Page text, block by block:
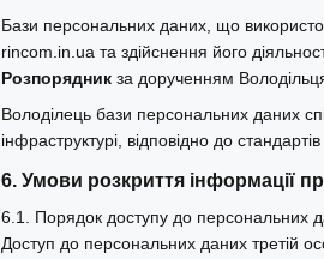
Бази персональних даних, що
rincom.in.ua та здійснення його
Розпорядник за дорученням
Володілець бази персональних даних
інфраструктурі, відповідно до
6. Умови розкриття інформації
6.1. Порядок доступу до персональних
Доступ до персональних даних третій